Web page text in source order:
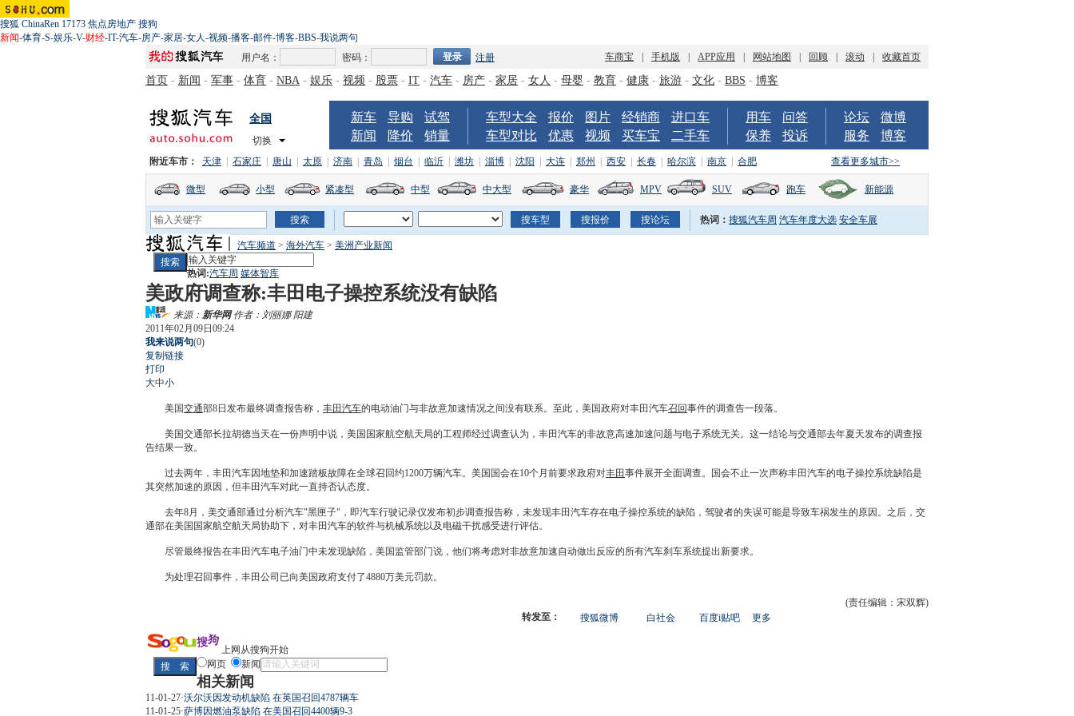
搜狐 ChinaRen 17173 焦点房地产 搜狗
新闻-体育-S-娱乐-V-财经-IT-汽车-房产-家居-女人-视频-播客-邮件-博客-BBS-我说两句
用户名：
密码： 注册 车商宝 手机版 APP应用 网站地图 回顾 滚动 收藏首页
首页 - 新闻 - 军事 - 体育 - NBA - 娱乐 - 视频 - 股票 - IT - 汽车 - 房产 - 家居 - 女人 - 母婴 - 教育 - 健康 - 旅游 - 文化 - BBS - 博客
全国
切换
新车 导购
试驾
新闻
降价 销量
车型大全 报价 图片 经销商
进口车
车型对比
优惠 视频 买车宝 二手车
用车
问答
保养
投诉
论坛
微博
服务
博客
查看更多城市>>
附近车市： 天津 石家庄 唐山 太原 济南 青岛 烟台 临沂 潍坊 淄博 沈阳 大连 郑州 西安 长春 哈尔滨 南京 合肥
微型 小型 紧凑型 中型 中大型 豪华 MPV SUV 跑车 新能源
热词： 搜狐汽车周 汽车年度大选 安全车展
汽车频道 > 海外汽车 > 美洲产业新闻
热词:汽车周 媒体智库
美政府调查称:丰田电子操控系统没有缺陷
来源： 新华网作者：刘丽娜 阳建
2011年02月09日09:24
我来说两句(0)
复制链接
打印
大中小
美国交通部8日发布最终调查报告称， 丰田汽车的电动油门与非故意加速情况之间没有联系。至此，美国政府对丰田汽车召回事件的调查告一段落。
美国交通部长拉胡德当天在一份声明中说，美国国家航空航天局的工程师经过调查认为， 丰田汽车的非故意高速加速问题与电子系统无关。这一结论与交通部去年夏天发布的调查报
告结果一致。
过去两年， 丰田汽车因地垫和加速踏板故障在全球召回约1200万辆汽车。美国国会在10个月前要求政府对丰田事件展开全面调查。国会不止一次声称丰田汽车的电子操控系统缺陷是
其突然加速的原因，但丰田汽车对此一直持否认态度。
去年8月，美交通部通过分析汽车"黑匣子"，即汽车行驶记录仪发布初步调查报告称，未发现丰田汽车存在电子操控系统的缺陷，驾驶者的失误可能是导致车祸发生的原因。之后， 交
通部在美国国家航空航天局协助下，对丰田汽车的软件与机械系统以及电磁干扰感受进行评估。
尽管最终报告在丰田汽车电子油门中未发现缺陷，美国监管部门说，他们将考虑对非故意加速自动做出反应的所有汽车刹车系统提出新要求。
为处理召回事件， 丰田公司已向美国政府支付了4880万美元罚款。
(责任编辑：宋双辉)
更多开
转发至： 搜狐微博 白社会 百度i贴吧
上网从搜狗开始
网页
新闻
相关新闻
11-01-27·沃尔沃因发动机缺陷 在英国召回4787辆车
11-01-25·萨博因燃油泵缺陷 在美国召回4400辆9-3